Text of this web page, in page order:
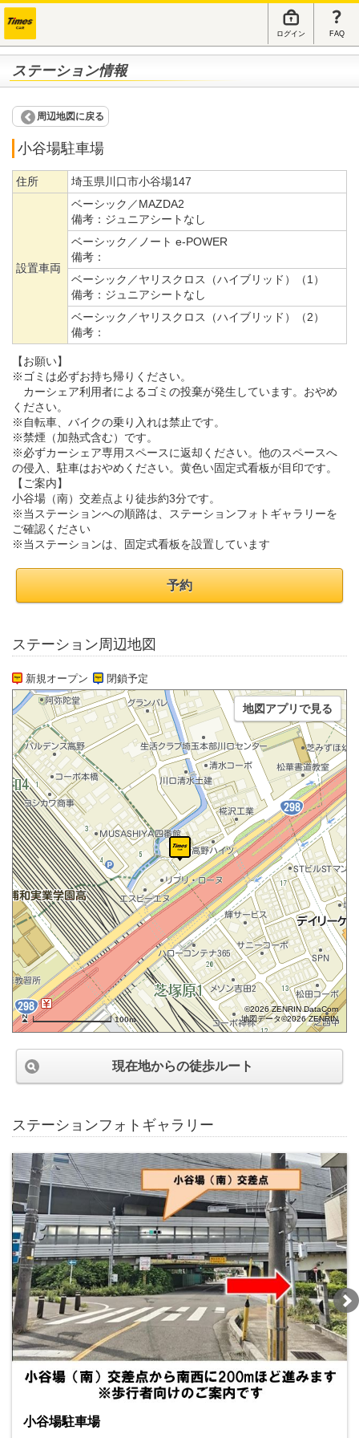
ログイン FAQ
ステーション情報
周辺地図に戻る
小谷場駐車場
住所 埼玉県川口市小谷場147
設置車両
ベーシック／MAZDA2
備考： ジュニアシートなし
ベーシック／ノート e-POWER
備考：
ベーシック／ヤリスクロス（ハイブリッド）（1）
備考： ジュニアシートなし
ベーシック／ヤリスクロス（ハイブリッド）（2）
備考：
【お願い】
※ゴミは必ずお持ち帰りください。
カーシェア利用者によるゴミの投棄が発生しています。おやめ
ください。
※自転車、バイクの乗り入れは禁止です。
※禁煙（加熱式含む）です。
※必ずカーシェア専用スペースに返却ください。他のスペースへ
の侵入、駐車はおやめください。黄色い固定式看板が目印です。
【ご案内】
小谷場（南）交差点より徒歩約3分です。
※当ステーションへの順路は、ステーションフォトギャラリーを
ご確認ください
※当ステーションは、固定式看板を設置しています
予約
ステーション周辺地図
新規オープン 閉鎖予定
100m
©2026 ZENRIN DataCom
地図データ©2026 ZENRIN
地図アプリで見る
現在地からの徒歩ルート
ステーションフォトギャラリー
小谷場駐車場